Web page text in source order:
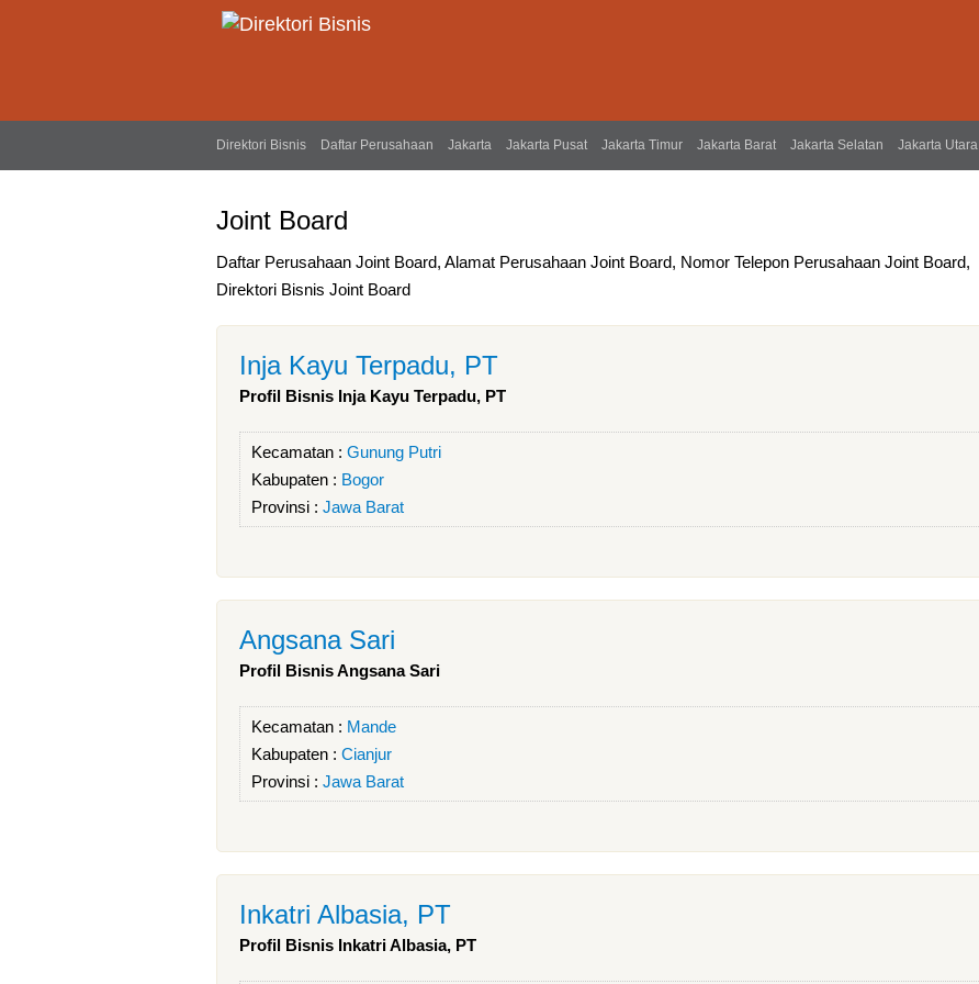
Direktori Bisnis Daftar Perusahaan Jakarta Jakarta Pusat Jakarta Timur Jakarta Barat Jakarta Selatan Jakarta Utara
Joint Board
Daftar Perusahaan Joint Board, Alamat Perusahaan Joint Board, Nomor Telepon Perusahaan Joint Board,
Direktori Bisnis Joint Board
Inja Kayu Terpadu, PT
Profil Bisnis Inja Kayu Terpadu, PT
Kecamatan : Gunung Putri
Kabupaten : Bogor
Provinsi : Jawa Barat
Angsana Sari
Profil Bisnis Angsana Sari
Kecamatan : Mande
Kabupaten : Cianjur
Provinsi : Jawa Barat
Inkatri Albasia, PT
Profil Bisnis Inkatri Albasia, PT